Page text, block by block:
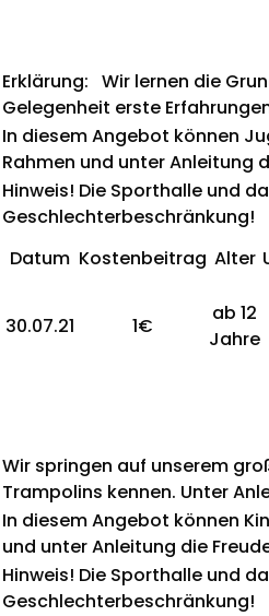
Erklärung: Wir lernen die
Gelegenheit erste
In diesem Angebot können
Rahmen und unter Anleitung
Hinweis! Die Sporthalle und
Geschlechterbeschränkung!
Datum Kostenbeitrag Alter
30.07.21 1€
ab 12
Jahre
Wir springen auf unserem
Trampolins kennen. Unter
In diesem Angebot können
und unter Anleitung die
Hinweis! Die Sporthalle und
Geschlechterbeschränkung!